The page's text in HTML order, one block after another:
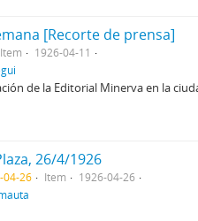
[Recorte de prensa]
Item
1926-04-11
de la Editorial Minerva en la
26/4/1926
04-26 Item
1926-04-26